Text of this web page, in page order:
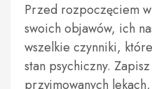
Przed rozpoczęciem
swoich objawów, ich
wszelkie czynniki,
stan psychiczny.
przyjmowanych